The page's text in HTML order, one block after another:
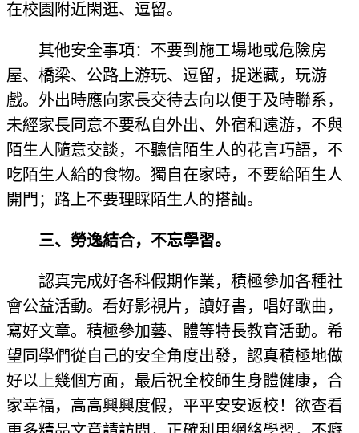
在校園附近閑逛、逗留。
其他安全事項：不要到施工場地或危險房
屋、橋梁、公路上游玩、逗留，捉迷藏，玩游
戲。外出時應向家長交待去向以便于及時聯系，
未經家長同意不要私自外出、外宿和遠游，不與
陌生人隨意交談，不聽信陌生人的花言巧語，不
吃陌生人給的食物。獨自在家時，不要給陌生人
開門；路上不要理睬陌生人的搭訕。
三、勞逸結合，不忘學習。
認真完成好各科假期作業，積極參加各種社
會公益活動。看好影視片，讀好書，唱好歌曲，
寫好文章。積極參加藝、體等特長教育活動。希
望同學們從自己的安全角度出發，認真積極地做
好以上幾個方面，最后祝全校師生身體健康，合
家幸福，高高興興度假，平平安安返校！欲查看